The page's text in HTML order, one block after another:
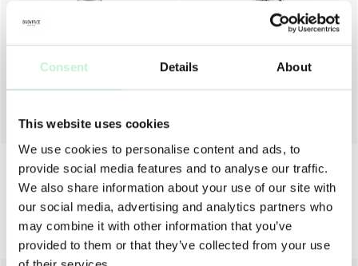
Consent Details About
This website uses cookies
We use cookies to personalise content and ads, to
provide social media features and to analyse our traffic.
We also share information about your use of our site with
our social media, advertising and analytics partners who
may combine it with other information that you’ve
provided to them or that they’ve collected from your use
SKINCEUTICALS
512 KR 640 KR
DERMALOGICA
Köp hela rutinen – för bästa resultat